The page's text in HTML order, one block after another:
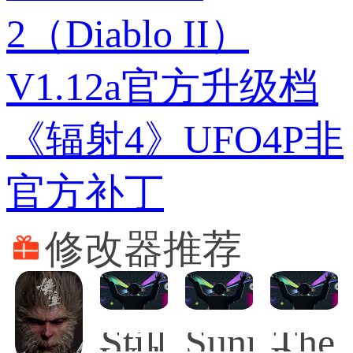
2（Diablo II）
V1.12a官方升级档
《辐射4》UFO4P非
官方补丁
修改器推荐
Still The